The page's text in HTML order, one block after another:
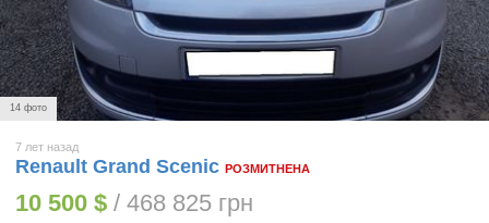
14 фото
7 лет назад
Renault Grand Scenic РОЗМИТНЕНА
10 500 $ / 468 825 грн